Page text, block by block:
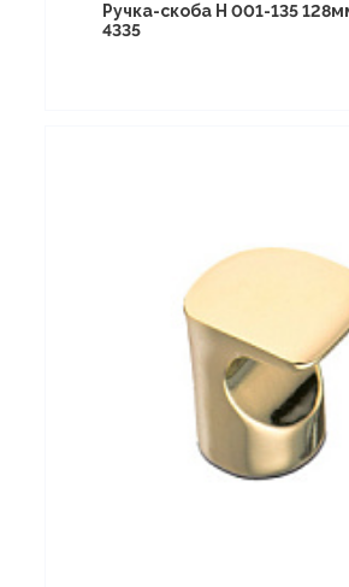
Ручка-скоба Н 001-135
4335